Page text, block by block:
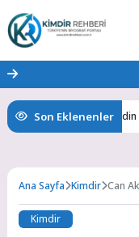
Son Eklenenler
Gizemlerini Keşfedin
Ana Sayfa Kimdir Can
Kimdir